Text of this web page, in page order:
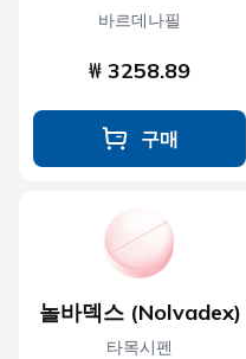
바르데나필
₩ 3258.89
구매
놀바덱스 (Nolvadex)
타목시펜